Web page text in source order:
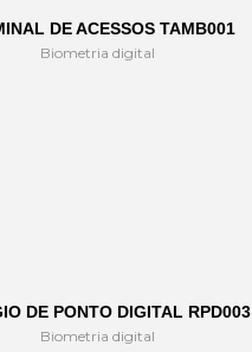
DE ACESSOS TAMB001
Biometria digital
DE PONTO DIGITAL RPD003
Biometria digital